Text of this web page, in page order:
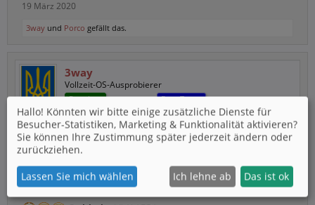
19 März 2020
3way und Porco gefällt das.
3way
Vollzeit-OS-Ausprobierer
Premium Trusted User Beta-Tester
Wollte gerade mal schauen, was so im allgemeinen geht
und stolperte über das hier:
Spoiler:Wie man/frau es NICHT macht!
Hallo! Könnten wir bitte einige zusätzliche Dienste für
Besucher-Statistiken, Marketing & Funktionalität aktivieren?
Sie können Ihre Zustimmung später jederzeit ändern oder
zurückziehen.
Lassen Sie mich wählen Ich lehne ab Das ist ok